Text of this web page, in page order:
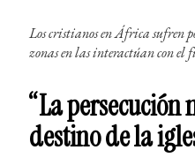
Los cristianos en África sufren
zonas en las interactúan con
“La persecución
destino de la